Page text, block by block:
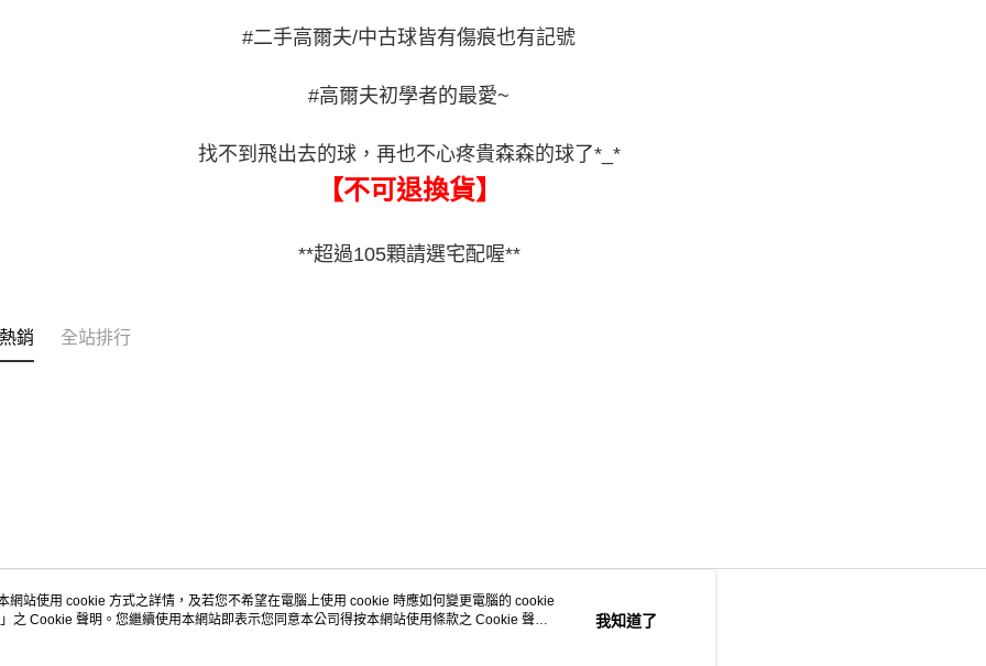
#二手高爾夫/中古球皆有傷痕也有記號
#高爾夫初學者的最愛~
找不到飛出去的球，再也不心疼貴森森的球了*_*
【不可退換貨】
**超過105顆請選宅配喔**
銷 全站排行
關於我們 客服資訊
網站使用 cookie 方式之詳情，及若您不希望在電腦上使用 cookie 時應如何變更電腦的 cookie
」之 Cookie 聲明。您繼續使用本網站即表示您同意本公司得按本網站使用條款之 Cookie 聲明
我知道了